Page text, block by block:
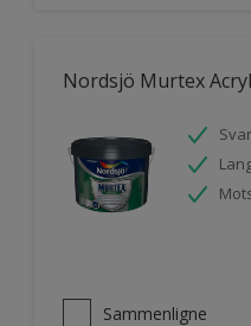
Nordsjö Murtex
Sammenligne